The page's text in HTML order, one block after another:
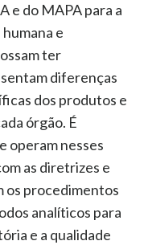
e do MAPA para a
e
ter
diferenças
dos produtos e
órgão. É
operam nesses
as diretrizes e
os procedimentos
analíticos para
e a qualidade